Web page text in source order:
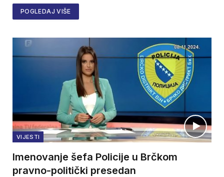
POGLEDAJ VIŠE
VIJESTI
Imenovanje šefa Policije u Brčkom
pravno-politički presedan